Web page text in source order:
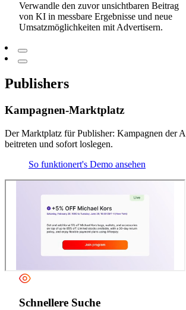
Verwandle den zuvor unsichtbaren Beitrag
von KI in messbare Ergebnisse und neue
Umsatzmöglichkeiten mit Advertisern.
Publishers
Kampagnen-Marktplatz
Der Marktplatz für Publisher: Kampagnen der
beitreten und sofort loslegen.
So funktionert's Demo ansehen
Schnellere Suche